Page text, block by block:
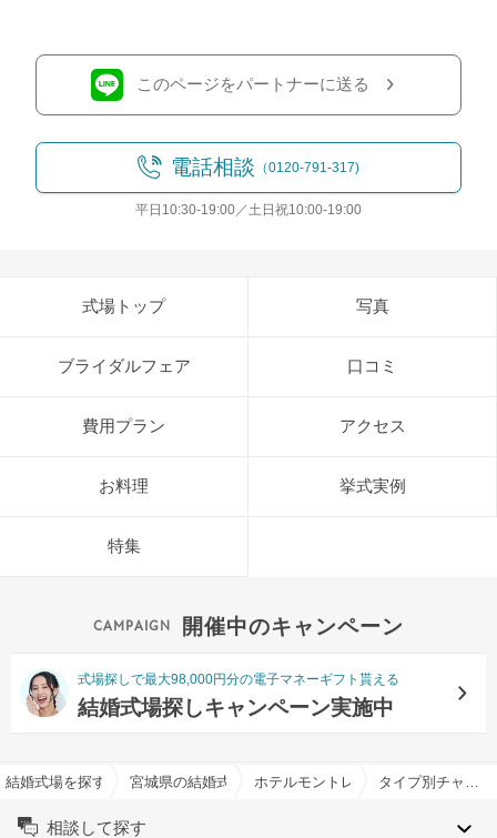
このページをパートナーに送る
電話相談 （0120-791-317)
平日10:30-19:00／土日祝10:00-19:00
式場トップ 写真
ブライダルフェア 口コミ
費用プラン アクセス
お料理 挙式実例
特集
開催中のキャンペーン
式場探しで最大98,000円分の電子マネーギフト貰える
結婚式場探しキャンペーン実施中
結婚式場を探すならハナユメ宮城県の結婚式場一覧ホテルモントレ仙台で結婚式
相談して探す